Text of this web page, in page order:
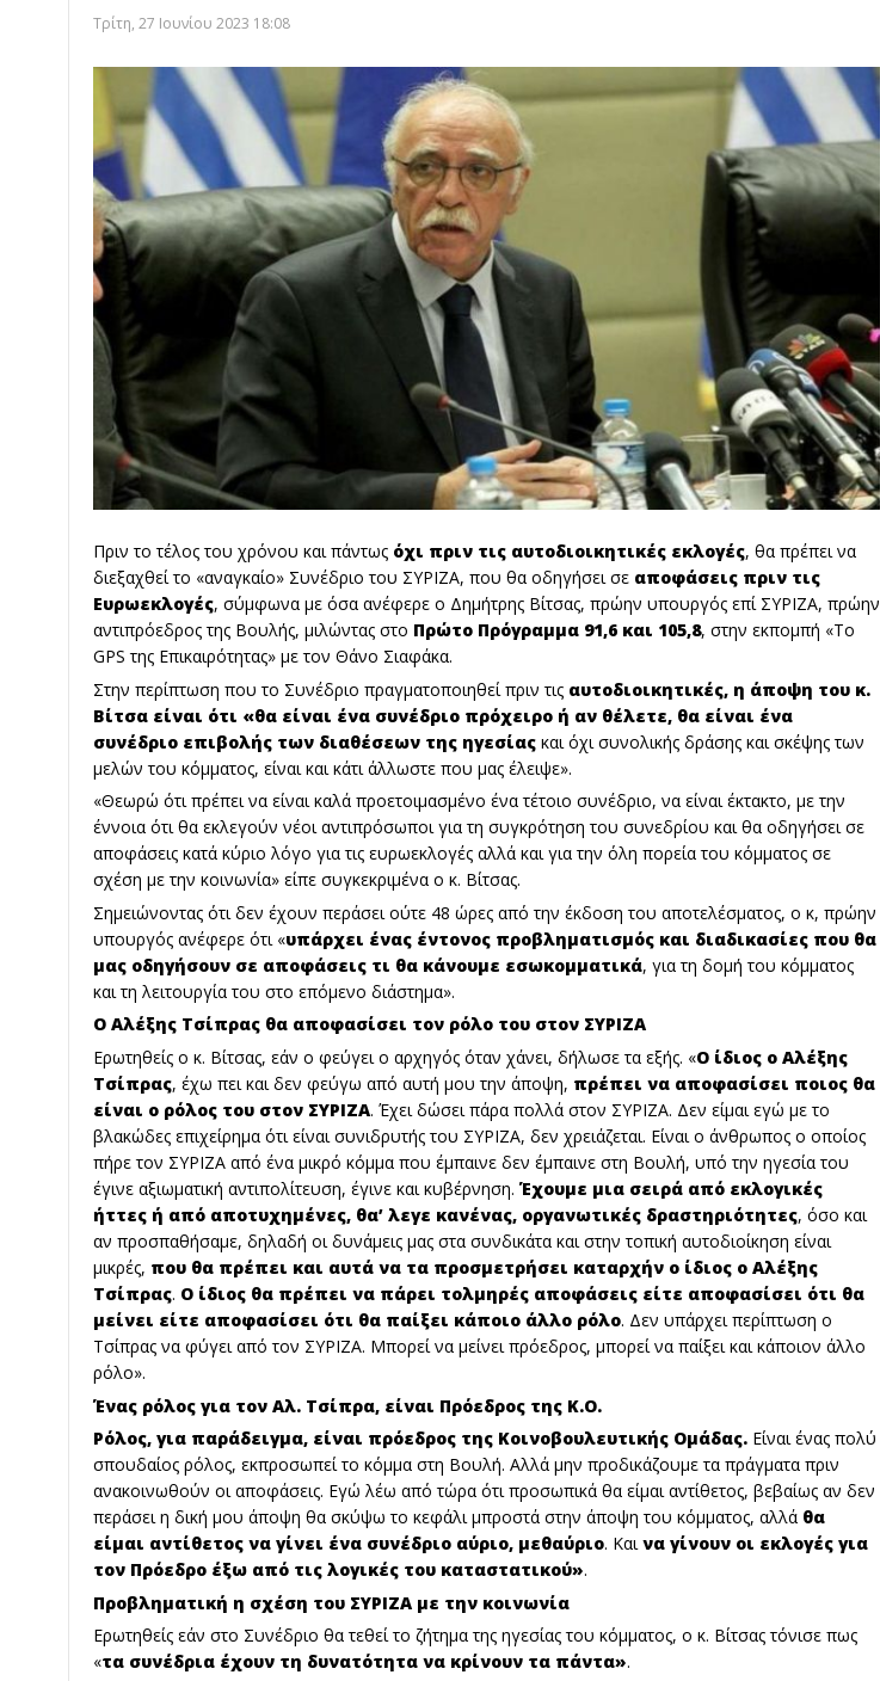
Τρίτη, 27 Ιουνίου 2023 18:08
Πριν το τέλος του χρόνου και πάντως όχι πριν τις αυτοδιοικητικές εκλογές, θα πρέπει να
διεξαχθεί το «αναγκαίο» Συνέδριο του ΣΥΡΙΖΑ, που θα οδηγήσει σε αποφάσεις πριν τις
Ευρωεκλογές, σύμφωνα με όσα ανέφερε ο Δημήτρης Βίτσας, πρώην υπουργός επί ΣΥΡΙΖΑ, πρώην
αντιπρόεδρος της Βουλής, μιλώντας στο Πρώτο Πρόγραμμα 91,6 και 105,8, στην εκπομπή «Το
GPS της Επικαιρότητας» με τον Θάνο Σιαφάκα.
Στην περίπτωση που το Συνέδριο πραγματοποιηθεί πριν τις αυτοδιοικητικές, η άποψη του κ.
Βίτσα είναι ότι «θα είναι ένα συνέδριο πρόχειρο ή αν θέλετε, θα είναι ένα
συνέδριο επιβολής των διαθέσεων της ηγεσίας και όχι συνολικής δράσης και σκέψης των
μελών του κόμματος, είναι και κάτι άλλωστε που μας έλειψε».
«Θεωρώ ότι πρέπει να είναι καλά προετοιμασμένο ένα τέτοιο συνέδριο, να είναι έκτακτο, με την
έννοια ότι θα εκλεγούν νέοι αντιπρόσωποι για τη συγκρότηση του συνεδρίου και θα οδηγήσει σε
αποφάσεις κατά κύριο λόγο για τις ευρωεκλογές αλλά και για την όλη πορεία του κόμματος σε
σχέση με την κοινωνία» είπε συγκεκριμένα ο κ. Βίτσας.
Σημειώνοντας ότι δεν έχουν περάσει ούτε 48 ώρες από την έκδοση του αποτελέσματος, ο κ, πρώην
υπουργός ανέφερε ότι «υπάρχει ένας έντονος προβληματισμός και διαδικασίες που θα
μας οδηγήσουν σε αποφάσεις τι θα κάνουμε εσωκομματικά, για τη δομή του κόμματος
και τη λειτουργία του στο επόμενο διάστημα».
Ο Αλέξης Τσίπρας θα αποφασίσει τον ρόλο του στον ΣΥΡΙΖΑ
Ερωτηθείς ο κ. Βίτσας, εάν ο φεύγει ο αρχηγός όταν χάνει, δήλωσε τα εξής. «Ο ίδιος ο Αλέξης
Τσίπρας, έχω πει και δεν φεύγω από αυτή μου την άποψη, πρέπει να αποφασίσει ποιος θα
είναι ο ρόλος του στον ΣΥΡΙΖΑ. Έχει δώσει πάρα πολλά στον ΣΥΡΙΖΑ. Δεν είμαι εγώ με το
βλακώδες επιχείρημα ότι είναι συνιδρυτής του ΣΥΡΙΖΑ, δεν χρειάζεται. Είναι ο άνθρωπος ο οποίος
πήρε τον ΣΥΡΙΖΑ από ένα μικρό κόμμα που έμπαινε δεν έμπαινε στη Βουλή, υπό την ηγεσία του
έγινε αξιωματική αντιπολίτευση, έγινε και κυβέρνηση. Έχουμε μια σειρά από εκλογικές
ήττες ή από αποτυχημένες, θα’ λεγε κανένας, οργανωτικές δραστηριότητες, όσο και
αν προσπαθήσαμε, δηλαδή οι δυνάμεις μας στα συνδικάτα και στην τοπική αυτοδιοίκηση είναι
μικρές, που θα πρέπει και αυτά να τα προσμετρήσει καταρχήν ο ίδιος ο Αλέξης
Τσίπρας. Ο ίδιος θα πρέπει να πάρει τολμηρές αποφάσεις είτε αποφασίσει ότι θα
μείνει είτε αποφασίσει ότι θα παίξει κάποιο άλλο ρόλο. Δεν υπάρχει περίπτωση ο
Τσίπρας να φύγει από τον ΣΥΡΙΖΑ. Μπορεί να μείνει πρόεδρος, μπορεί να παίξει και κάποιον άλλο
ρόλο».
Ένας ρόλος για τον Αλ. Τσίπρα, είναι Πρόεδρος της Κ.Ο.
Ρόλος, για παράδειγμα, είναι πρόεδρος της Κοινοβουλευτικής Ομάδας. Είναι ένας πολύ
σπουδαίος ρόλος, εκπροσωπεί το κόμμα στη Βουλή. Αλλά μην προδικάζουμε τα πράγματα πριν
ανακοινωθούν οι αποφάσεις. Εγώ λέω από τώρα ότι προσωπικά θα είμαι αντίθετος, βεβαίως αν δεν
περάσει η δική μου άποψη θα σκύψω το κεφάλι μπροστά στην άποψη του κόμματος, αλλά θα
είμαι αντίθετος να γίνει ένα συνέδριο αύριο, μεθαύριο. Καινα γίνουν οι εκλογές για
τον Πρόεδρο έξω από τις λογικές του καταστατικού».
Προβληματική η σχέση του ΣΥΡΙΖΑ με την κοινωνία
Ερωτηθείς εάν στο Συνέδριο θα τεθεί το ζήτημα της ηγεσίας του κόμματος, ο κ. Βίτσας τόνισε πως
«τα συνέδρια έχουν τη δυνατότητα να κρίνουν τα πάντα».